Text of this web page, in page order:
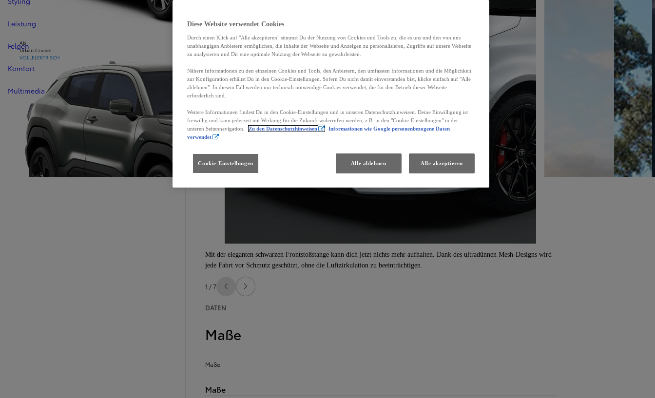
Ab
Urban Cruiser
VOLLELEKTRISCH
Leistung
Felgen
Komfort
Multimedia
Mit der eleganten schwarzen Frontstoßstange kann dich jetzt nichts mehr aufhalten. Dank des ultradünnen Mesh-Designs wird
jede Fahrt vor Schmutz geschützt, ohne die Luftzirkulation zu beeinträchtigen.
1 / 7 ZurückWeiter
DATEN
Maße
Maße
Maße
Diese Website verwendet Cookies
Durch einen Klick auf "Alle akzeptieren" stimmst Du der Nutzung von Cookies und Tools zu, die es uns und den von uns
unabhängigen Anbietern ermöglichen, die Inhalte der Webseite und Anzeigen zu personalisieren, Zugriffe auf unsere Webseite
zu analysieren und Dir eine optimale Nutzung der Webseite zu gewährleisten.
Nähere Informationen zu den einzelnen Cookies und Tools, den Anbietern, den umfassten Informationen und die Möglichkeit
zur Konfiguration erhältst Du in den Cookie-Einstellungen. Sofern Du nicht damit einverstanden bist, klicke einfach auf "Alle
ablehnen". In diesem Fall werden nur technisch notwendige Cookies verwendet, die für den Betrieb dieser Webseite
erforderlich sind.
Weitere Informationen findest Du in den Cookie-Einstellungen und in unseren Datenschutzhinweisen. Deine Einwilligung ist
freiwillig und kann jederzeit mit Wirkung für die Zukunft widerrufen werden, z.B. in den "Cookie-Einstellungen" in der
unteren Seitennavigation.
Zu den Datenschutzhinweisen
Informationen wie Google personenbezogene Daten
verwendet
Cookie-Einstellungen Alle ablehnen Alle akzeptieren